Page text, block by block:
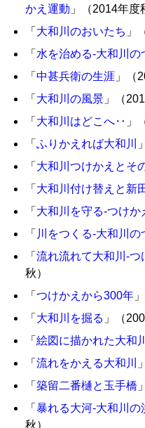
かえ運動 」（2014年度
「 大和川のおいたち 」
「 水を治める-大和川の
「 中甚兵衛の生涯 」（
「 大和川の風景 」（
「 大和川はどこへ‥ 」
「 ふりかえれば大和川
「 大和川つけかえとそ
「 大和川付け替えと新
「 大和川を守る-つけか
「 川をつくる-大和川
「 流れ流れて大和川-つ
秋）
「 つけかえから300年
「 大和川を掘る 」（
「 絵図に描かれた大和川
「 流れをかえる大和川
「 築留二番樋と玉手橋
「 暴れる大河-大和川の
秋）